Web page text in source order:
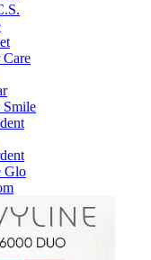
Care
Smile
Glo